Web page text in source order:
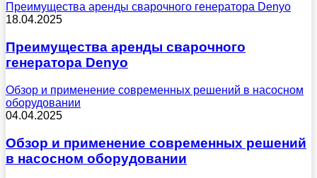
Преимущества аренды сварочного генератора Denyo
18.04.2025
Преимущества аренды сварочного
генератора Denyo
Обзор и применение современных решений в насосном
оборудовании
04.04.2025
Обзор и применение современных решений
в насосном оборудовании